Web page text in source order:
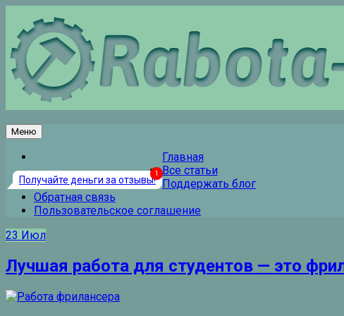
содержанию
Получайте деньги за отзывы!
Меню
Главная
Все статьи
Поддержать блог
Обратная связь
Пользовательское соглашение
23 Июл
Лучшая работа для студентов — это